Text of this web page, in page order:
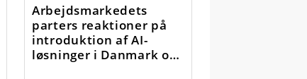
Arbejdsmarkedets
parters reaktioner på
introduktion af AI-
løsninger i Danmark og